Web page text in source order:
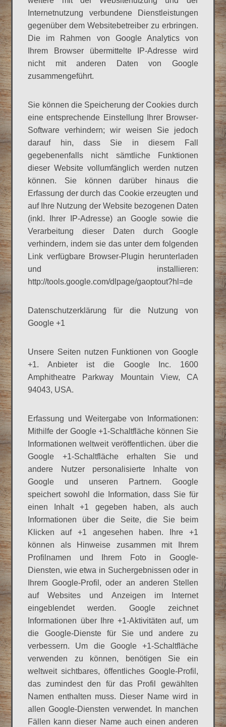
Internetnutzung verbundene Dienstleistungen
gegenüber dem Websitebetreiber zu erbringen.
Die im Rahmen von Google Analytics von
Ihrem Browser übermittelte IP-Adresse wird
nicht mit anderen Daten von Google
zusammengeführt.
Sie können die Speicherung der Cookies durch
eine entsprechende Einstellung Ihrer Browser-
Software verhindern; wir weisen Sie jedoch
darauf hin, dass Sie in diesem Fall
gegebenenfalls nicht sämtliche Funktionen
dieser Website vollumfänglich werden nutzen
können. Sie können darüber hinaus die
Erfassung der durch das Cookie erzeugten und
auf Ihre Nutzung der Website bezogenen Daten
(inkl. Ihrer IP-Adresse) an Google sowie die
Verarbeitung dieser Daten durch Google
verhindern, indem sie das unter dem folgenden
Link verfügbare Browser-Plugin herunterladen
und installieren:
http://tools.google.com/dlpage/gaoptout?hl=de
Datenschutzerklärung für die Nutzung von
Google +1
Unsere Seiten nutzen Funktionen von Google
+1. Anbieter ist die Google Inc. 1600
Amphitheatre Parkway Mountain View, CA
94043, USA.
Erfassung und Weitergabe von Informationen:
Mithilfe der Google +1-Schaltfläche können Sie
Informationen weltweit veröffentlichen. über die
Google +1-Schaltfläche erhalten Sie und
andere Nutzer personalisierte Inhalte von
Google und unseren Partnern. Google
speichert sowohl die Information, dass Sie für
einen Inhalt +1 gegeben haben, als auch
Informationen über die Seite, die Sie beim
Klicken auf +1 angesehen haben. Ihre +1
können als Hinweise zusammen mit Ihrem
Profilnamen und Ihrem Foto in Google-
Diensten, wie etwa in Suchergebnissen oder in
Ihrem Google-Profil, oder an anderen Stellen
auf Websites und Anzeigen im Internet
eingeblendet werden. Google zeichnet
Informationen über Ihre +1-Aktivitäten auf, um
die Google-Dienste für Sie und andere zu
verbessern. Um die Google +1-Schaltfläche
verwenden zu können, benötigen Sie ein
weltweit sichtbares, öffentliches Google-Profil,
das zumindest den für das Profil gewählten
Namen enthalten muss. Dieser Name wird in
allen Google-Diensten verwendet. In manchen
Fällen kann dieser Name auch einen anderen